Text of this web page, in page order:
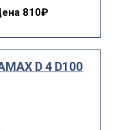
810₽
D 4 D100